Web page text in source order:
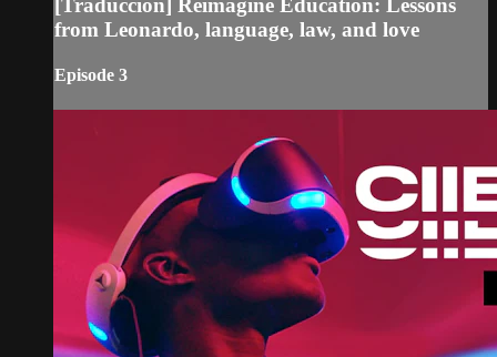
[Traducción] Reimagine Education: Lessons
from Leonardo, language, law, and love
Episode 3